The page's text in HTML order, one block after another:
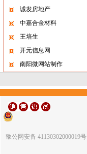
诚发房地产
中嘉合金材料
王培生
开元信息网
南阳微网站制作
豫公网安备 41130302000019号